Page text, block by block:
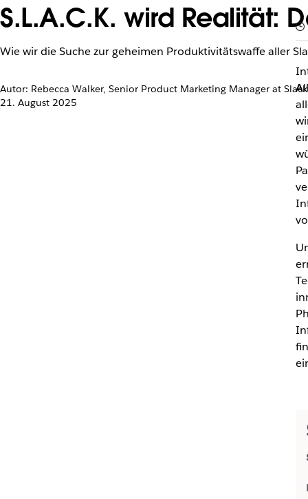
S.L.A.C.K. wird Realität:
Wie wir die Suche zur geheimen Produktivitätswaffe aller
Autor: Rebecca Walker, Senior Product Marketing Manager at Slack
21. August 2025
A